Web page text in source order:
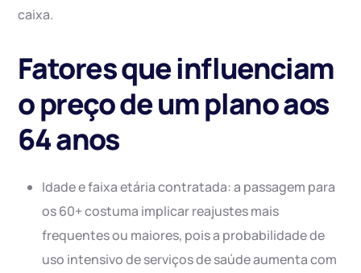
caixa.
Fatores que influenciam
o preço de um plano aos
64 anos
Idade e faixa etária contratada: a passagem para
os 60+ costuma implicar reajustes mais
frequentes ou maiores, pois a probabilidade de
uso intensivo de serviços de saúde aumenta com